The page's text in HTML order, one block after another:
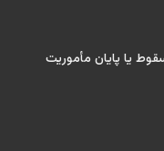
یا پایان مأموریت